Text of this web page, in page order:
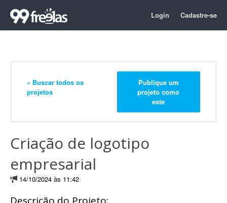
Login Cadastre-se
« Buscar todos os
projetos
Publique um
projeto como
este
Criação de logotipo
empresarial
14/10/2024 às 11:42